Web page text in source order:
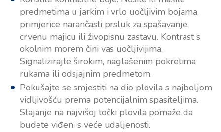
predmetima u jarkim i vrlo uočljivim bojama,
primjerice narančasti prsluk za spašavanje,
crvenu majicu ili živopisnu zastavu. Kontrast s
okolnim morem čini vas uočljivijima.
Signalizirajte širokim, naglašenim pokretima
rukama ili odsjajnim predmetom.
Pokušajte se smjestiti na dio plovila s najboljom
vidljivošću prema potencijalnim spasiteljima.
Stajanje na najvišoj točki plovila pomaže da
budete viđeni s veće udaljenosti.